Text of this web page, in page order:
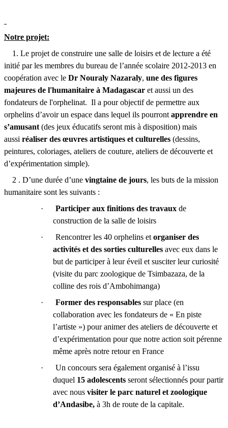
Notre projet:
projet de construire une salle de loisirs et de lecture a été
initié par les membres du bureau de l’année scolaire 2012-2013 en
coopération avec le Dr Nouraly Nazaraly, une des figures
majeures de l'humanitaire à Madagascar et aussi un des
fondateurs de l'orphelinat. Il a pour objectif de permettre aux
orphelins d’avoir un espace dans lequel ils pourrontapprendre en
s’amusant(des jeux éducatifs seront mis à disposition) mais
aussi réaliser des œuvres artistiques et culturelles (dessins,
peintures, coloriages, ateliers de couture, ateliers de découverte et
d’expérimentation simple).
D’une durée d’une vingtaine de jours, les buts de la mission
humanitaire sont les suivants :
· Participer aux finitions des travaux de
construction de la salle de loisirs
· Rencontrer les 40 orphelins etorganiser des
activités et des sorties culturelles avec eux dans le
but de participer à leur éveil et susciter leur curiosité
(visite du parc zoologique de Tsimbazaza, de la
colline des rois d’Ambohimanga)
· Former des responsables sur place (en
collaboration avec les fondateurs de « En piste
l’artiste ») pour animer des ateliers de découverte et
d’expérimentation pour que notre action soit pérenne
même après notre retour en France
· Un concours sera également organisé à l’issu
duquel 15 adolescents seront sélectionnés pour partir
avec nous visiter le parc naturel et zoologique
d’Andasibe, à 3h de route de la capitale.